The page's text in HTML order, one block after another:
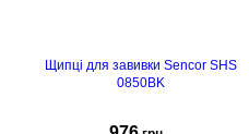
Щипці для завивки Sencor SHS
0850BK